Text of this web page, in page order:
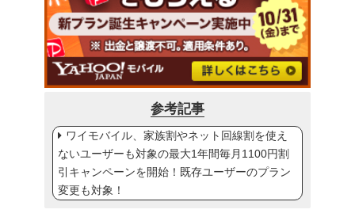
参考記事
ワイモバイル、家族割やネット回線割を使え
ないユーザーも対象の最大1年間毎月1100円割
引キャンペーンを開始！既存ユーザーのプラン
変更も対象！